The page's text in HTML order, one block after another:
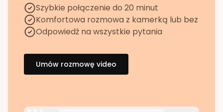
Szybkie połączenie do 20 minut
Komfortowa rozmowa z kamerką lub bez
Odpowiedź na wszystkie pytania
Umów rozmowę video